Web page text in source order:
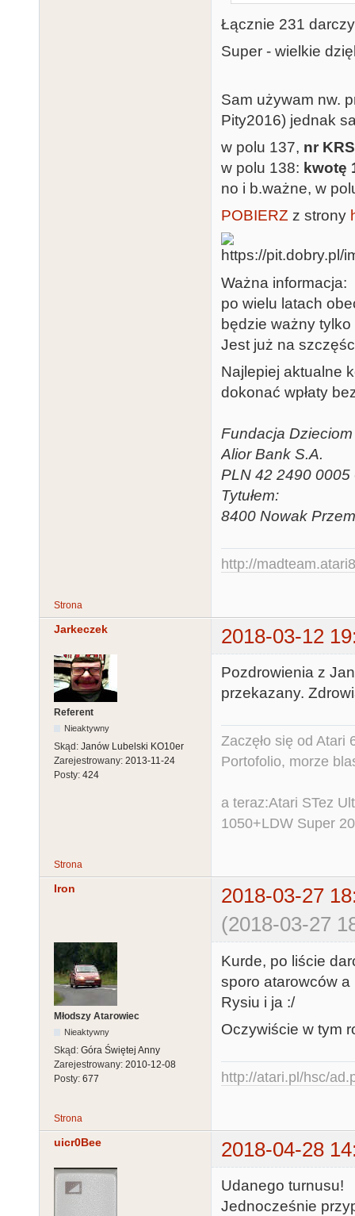
Krapkowice
Legnica
Lublin
Nowy Tomyśl
Oborniki
Olsztyn
Opole
Ostrzeszów
Piekary
Piła
Poznań
Pruszków
Sochaczew
Sosnowiec
Starogard
Szamotuły
Środa
Tarnowskie
Tychy
Wałbrzych
Warszawa
Wąbrzeźno
Wejherowo
Wrocław
Łącznie 231
Super - wielkie
Sam używam nw.
Pity2016) jednak
w polu 137, nr
w polu 138: kwotę
no i b.ważne, w
POBIERZ z strony
Ważna informacja:
po wielu latach
będzie ważny
Jest już na
Najlepiej aktualne
dokonać wpłaty
Fundacja
Alior Bank S.A.
PLN 42 2490
Tytułem:
8400 Nowak
http://
Strona
Jarkeczek 2018-03-12
Referent
Nieaktywny
Skąd: Janów Lubelski KO10er
Zarejestrowany: 2013-11-24
Posty: 424
Pozdrowienia z
przekazany.
Zaczęło się od
Portofolio, morze
a teraz:Atari STez
1050+LDW Super
Strona
Iron
2018-03-27
(2018-03-27
Młodszy Atarowiec
Nieaktywny
Skąd: Góra Świętej Anny
Zarejestrowany: 2010-12-08
Posty: 677
Kurde, po liście
sporo atarowców
Rysiu i ja :/
Oczywiście w tym
http://atari.pl/hsc/
Strona
uicr0Bee 2018-04-28
Udanego turnusu!
Jednocześnie